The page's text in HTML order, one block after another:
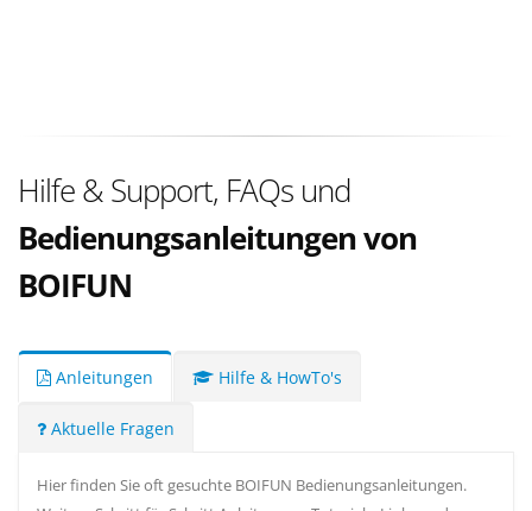
Hilfe & Support, FAQs und
Bedienungsanleitungen von
BOIFUN
Anleitungen Hilfe & HowTo's
Aktuelle Fragen
Hier finden Sie oft gesuchte BOIFUN Bedienungsanleitungen.